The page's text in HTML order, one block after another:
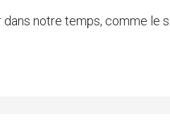
notre temps, comme le